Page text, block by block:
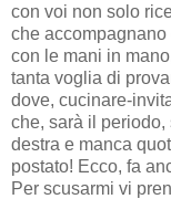
con voi non solo
che
con le mani in
tanta voglia di
dove, cucinare-
che, sarà il
destra e manca
postato! Ecco, fa
Per scusarmi vi